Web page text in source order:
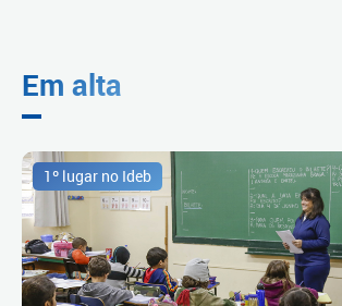
Em alta
1º lugar no Ideb